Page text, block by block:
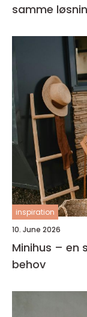
samme
inspiration
10. June 2026
Minihus – en
behov